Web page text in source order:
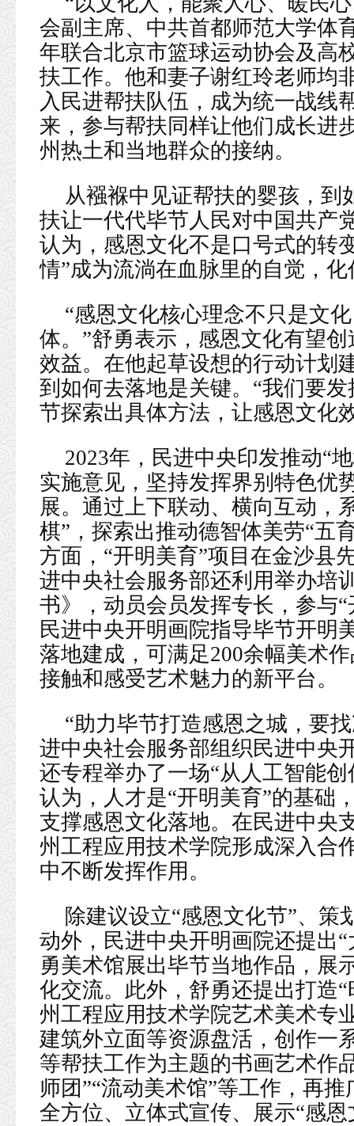
会副主席、中共首都师范大学体
年联合北京市篮球运动协会及高
扶工作。他和妻子谢红玲老师均
入民进帮扶队伍，成为统一战线
来，参与帮扶同样让他们成长进
州热土和当地群众的接纳。
从襁褓中见证帮扶的婴孩，到
扶让一代代毕节人民对中国共产
认为，感恩文化不是口号式的转
情”成为流淌在血脉里的自觉，
“感恩文化核心理念不只是文
体。”舒勇表示，感恩文化有望
效益。在他起草设想的行动计划
到如何去落地是关键。“我们要
节探索出具体方法，让感恩文化
2023年，民进中央印发推动“
实施意见，坚持发挥界别特色优
展。通过上下联动、横向互动，
棋”，探索出推动德智体美劳“五
方面，“开明美育”项目在金沙县
进中央社会服务部还利用举办培
书》，动员会员发挥专长，参与
民进中央开明画院指导毕节开明
落地建成，可满足200余幅美术
接触和感受艺术魅力的新平台。
“助力毕节打造感恩之城，要
进中央社会服务部组织民进中央
还专程举办了一场“从人工智能
认为，人才是“开明美育”的基础
支撑感恩文化落地。在民进中央
州工程应用技术学院形成深入合
中不断发挥作用。
除建议设立“感恩文化节”、
动外，民进中央开明画院还提出
勇美术馆展出毕节当地作品，展
化交流。此外，舒勇还提出打造
州工程应用技术学院艺术美术专
建筑外立面等资源盘活，创作一
等帮扶工作为主题的书画艺术作
师团”“流动美术馆”等工作，再
全方位、立体式宣传、展示“感